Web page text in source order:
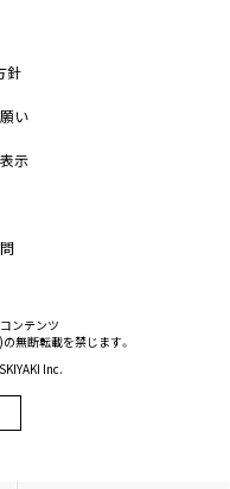
針
い
示
ンテンツ
の無断転載を禁じます。
SKIYAKI Inc.